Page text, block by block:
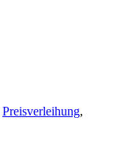
Preisverleihung,